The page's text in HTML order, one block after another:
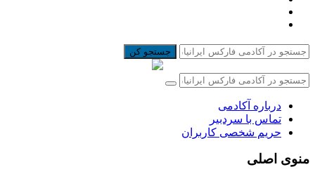
جستجو کن
درباره آکادمی
تماس با سردبیر
حریم شخصی کاربران
منوی اصلی